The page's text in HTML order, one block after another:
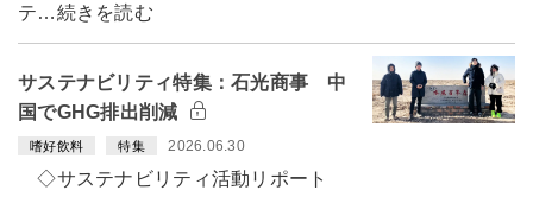
テ…続きを読む
サステナビリティ特集：石光商事 中
国でGHG排出削減
嗜好飲料 特集 2026.06.30
◇サステナビリティ活動リポート